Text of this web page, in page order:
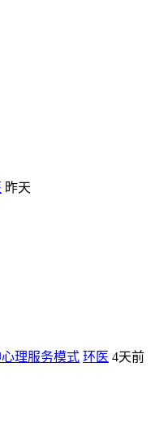
昨天
理服务模式 环医 4天前